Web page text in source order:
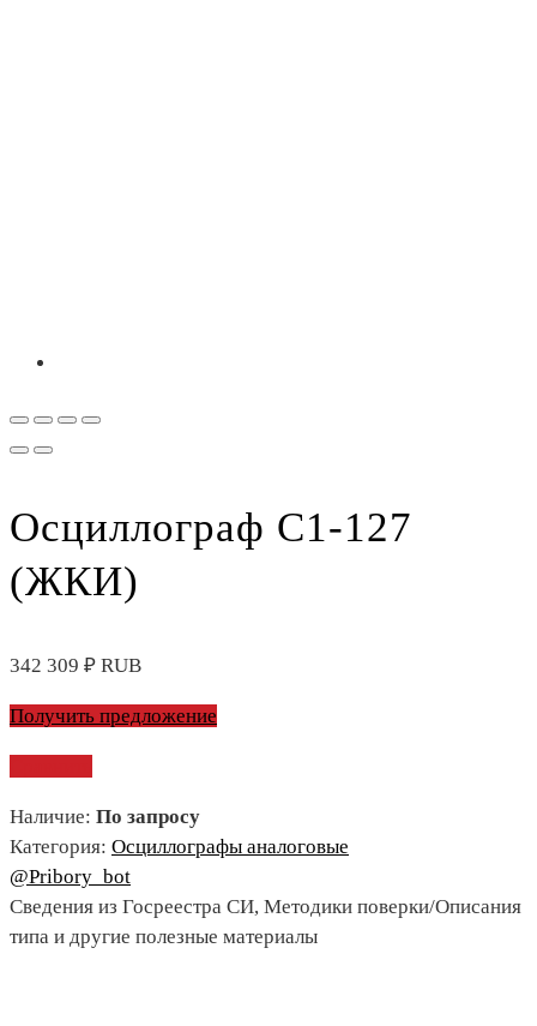
Осциллограф С1-127
(ЖКИ)
342 309 ₽ RUB
Получить предложение
Наличие: По запросу
Категория: Осциллографы аналоговые
@Pribory_bot
Сведения из Госреестра СИ, Методики поверки/Описания
типа и другие полезные материалы